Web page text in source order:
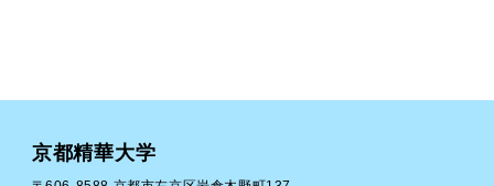
京都精華大学